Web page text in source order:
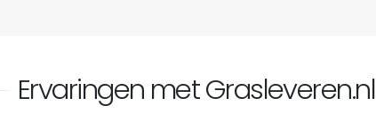
Ervaringen met Grasleveren.nl